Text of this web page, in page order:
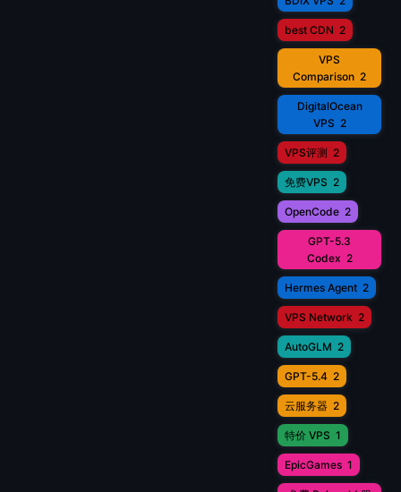
best CDN 2
VPS
Comparison 2
DigitalOcean
VPS 2
VPS评测 2
免费VPS 2
OpenCode 2
GPT-5.3
Codex 2
Hermes Agent 2
VPS Network 2
AutoGLM 2
GPT-5.4 2
云服务器 2
特价 VPS 1
EpicGames 1